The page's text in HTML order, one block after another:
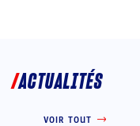
ACTUALITÉS
VOIR TOUT